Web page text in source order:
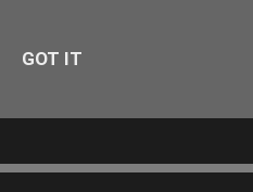
GOT IT